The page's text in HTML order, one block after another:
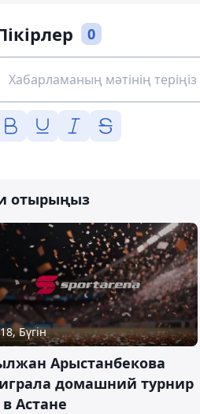
0
отырыңыз
Бүгін
Арыстанбекова
домашний турнир
в Астане